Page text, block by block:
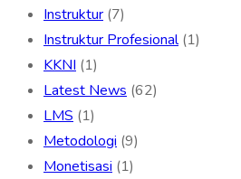
Instruktur (7)
Instruktur Profesional(1)
KKNI (1)
Latest News (62)
LMS (1)
Metodologi (9)
Monetisasi (1)